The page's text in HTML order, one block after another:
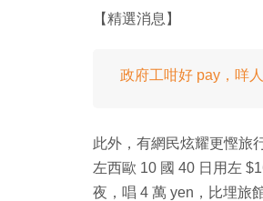
【精選消息】
政府工咁好 pay，咩
此外，有網民炫耀更慳旅
左西歐 10 國 40 日用左
夜，唱 4 萬 yen，比埋旅